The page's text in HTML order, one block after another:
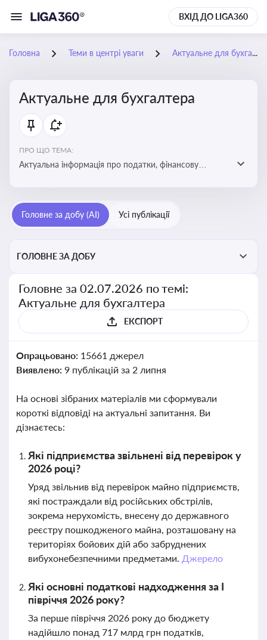
ВХІД ДО LIGA360
Головна Теми в центрі уваги Актуальне для бухгалтера
Актуальне для бухгалтера
ПРО ЩО ТЕМА:
Актуальна інформація про податки, фінансову
підприємств
Головне за добу (AI) Усі публікації
ГОЛОВНЕ ЗА ДОБУ
Головне за 02.07.2026 по темі:
Актуальне для бухгалтера
ЕКСПОРТ
Опрацьовано: 15661 джерел
Виявлено: 9 публікацій за 2 липня
На основі зібраних матеріалів ми сформували
короткі відповіді на актуальні запитання. Ви
дізнаєтесь:
Які підприємства звільнені від перевірок у
2026 році?
Уряд звільнив від перевірок майно підприємств,
які постраждали від російських обстрілів,
зокрема нерухомість, внесену до державного
реєстру пошкодженого майна, розташовану на
територіях бойових дій або забруднених
вибухонебезпечними предметами. Джерело
Які основні податкові надходження за І
півріччя 2026 року?
За перше півріччя 2026 року до бюджету
надійшло понад 717 млрд грн податків,